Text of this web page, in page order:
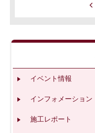
イベント情報
インフォメーション
施工レポート